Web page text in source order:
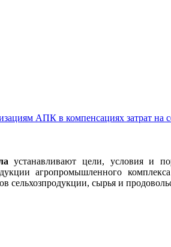
АПК в компенсациях затрат
устанавливают цели, условия и
агропромышленного
сельхозпродукции, сырья и